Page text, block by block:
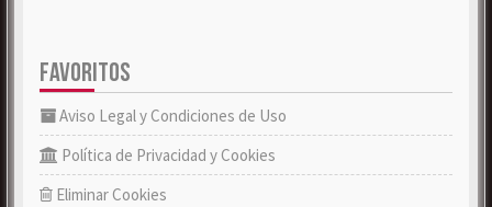
FAVORITOS
Aviso Legal y Condiciones de Uso
Política de Privacidad y Cookies
Eliminar Cookies